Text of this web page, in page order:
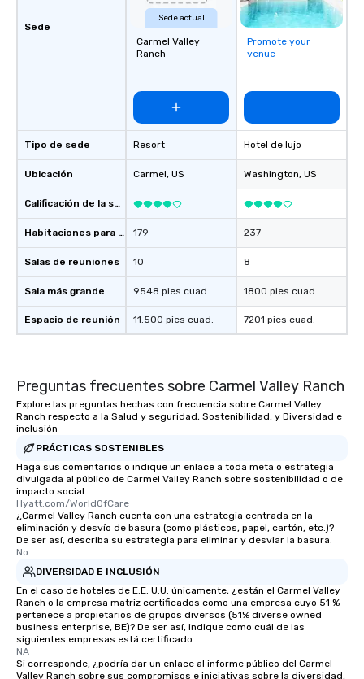
Sede
Tipo de sede
Ubicación
Calificación de la sede
Habitaciones para huéspedes
Salas de reuniones
Sala más grande
Espacio de reunión
Sede actual
Carmel Valley
Ranch
Resort
Carmel, US
179
10
9548 pies cuad.
11.500 pies cuad.
Promote your
venue
Hotel de lujo
Washington, US
237
8
1800 pies cuad.
7201 pies cuad.
Preguntas frecuentes sobre Carmel Valley Ranch
Explore las preguntas hechas con frecuencia sobre Carmel Valley
Ranch respecto a la Salud y seguridad, Sostenibilidad, y Diversidad e
inclusión
PRÁCTICAS SOSTENIBLES
Haga sus comentarios o indique un enlace a toda meta o estrategia
divulgada al público de Carmel Valley Ranch sobre sostenibilidad o de
impacto social.
Hyatt.com/WorldOfCare
¿Carmel Valley Ranch cuenta con una estrategia centrada en la
eliminación y desvío de basura (como plásticos, papel, cartón, etc.)?
De ser así, describa su estrategia para eliminar y desviar la basura.
No
DIVERSIDAD E INCLUSIÓN
En el caso de hoteles de E.E. U.U. únicamente, ¿están el Carmel Valley
Ranch o la empresa matriz certificados como una empresa cuyo 51 %
pertenece a propietarios de grupos diversos (51% diverse owned
business enterprise, BE)? De ser así, indique como cuál de las
siguientes empresas está certificado.
NA
Si corresponde, ¿podría dar un enlace al informe público del Carmel
Valley Ranch sobre sus compromisos e iniciativas sobre la diversidad,